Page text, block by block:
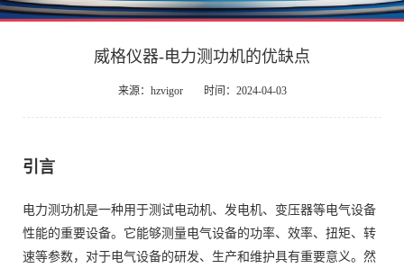
威格仪器-电力测功机的优缺点
来源：hzvigor 时间：2024-04-03
引言
电力测功机是一种用于测试电动机、发电机、变压器等电气设备
性能的重要设备。它能够测量电气设备的功率、效率、扭矩、转
速等参数，对于电气设备的研发、生产和维护具有重要意义。然